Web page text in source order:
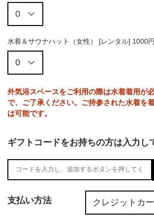
水着＆サウナハット（女性） [レンタル] 1000円
外気浴スペースをご利用の際は水着着用が
で、ご了承ください。ご持参された水着を
は可能です。
ギフトコードをお持ちの方は入力し
支払い方法